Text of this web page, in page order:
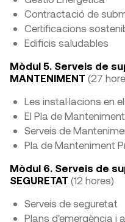
Contractació de
Certificacions
Edificis saludables
Mòdul 5. Serveis de
MANTENIMENT (27
Les instal·lacions en
El Pla de
Serveis de
Pla de Manteniment
Mòdul 6. Serveis de
SEGURETAT (12 hores)
Serveis de seguretat
Plans d'emergència i